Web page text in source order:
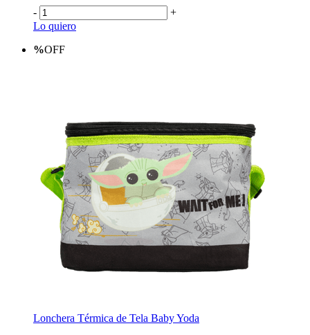
-
+
Lo quiero
%OFF
Lonchera Térmica de Tela Baby Yoda